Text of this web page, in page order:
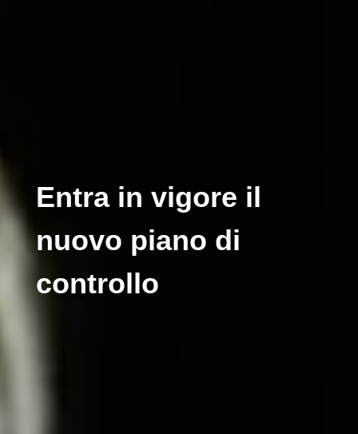
Entra in vigore il
nuovo piano di
controllo